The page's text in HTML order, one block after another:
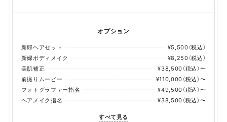
オプション
新郎ヘアセット
¥5,500（税込）
新婦ボディメイク
¥8,250（税込）
美肌補正
¥38,500（税込）〜
前撮りムービー
¥110,000（税込）〜
フォトグラファー指名
¥49,500（税込）〜
ヘアメイク指名
¥38,500（税込）〜
すべて見る